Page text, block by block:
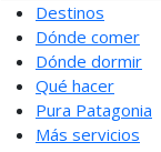
Destinos
Dónde comer
Dónde dormir
Qué hacer
Pura Patagonia
Más servicios